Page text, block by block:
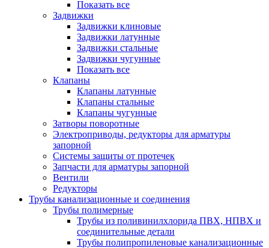
Показать все
Задвижки
Задвижки клиновые
Задвижки латунные
Задвижки стальные
Задвижки чугунные
Показать все
Клапаны
Клапаны латунные
Клапаны стальные
Клапаны чугунные
Затворы поворотные
Электроприводы, редукторы для арматуры
запорной
Системы защиты от протечек
Запчасти для арматуры запорной
Вентили
Редукторы
Трубы канализационные и соединения
Трубы полимерные
Трубы из поливинилхлорида ПВХ, НПВХ и
соединительные детали
Трубы полипропиленовые канализационные